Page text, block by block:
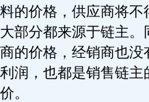
的价格，供应商将不
部分都来源于链主。
的价格，经销商也没
润，也都是销售链主
。